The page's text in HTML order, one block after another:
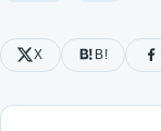
X B!